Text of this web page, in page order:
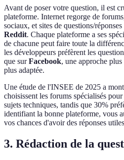
Avant de poser votre question, il est
plateforme. Internet regorge de
sociaux, et sites de questions/
Reddit. Chaque plateforme a ses
de chacune peut faire toute la
les développeurs préfèrent les
que surFacebook, une approche
plus adaptée.
Une étude de l'INSEE de 2025 a
choisissent les forums spécialisés
sujets techniques, tandis que 30%
identifiant la bonne plateforme, vous
vos chances d'avoir des réponses
3. Rédaction de la